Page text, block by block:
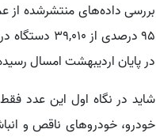
بررسی داده‌های منتشرشده از
در پایان اردیبهشت امسال
شاید در نگاه اول این عدد
خودرو، خودروهای ناقص و